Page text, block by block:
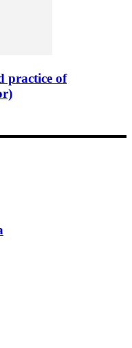
practice of